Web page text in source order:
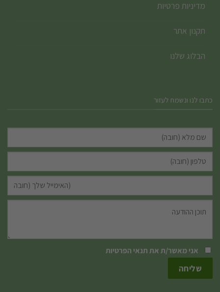
מדיניות פרטיות
תקנון אתר
הבלוג שלנו
כתבו לנו ונשמח לעזור
אני מאשר/ת אתתנאי הפרטיות